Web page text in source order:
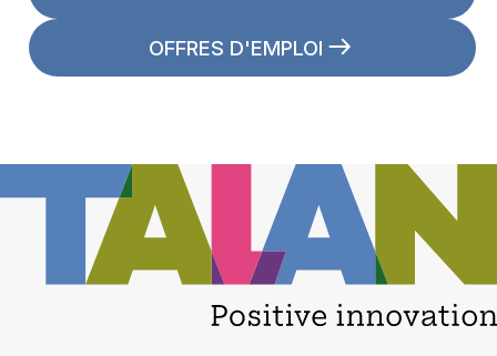
OFFRES D'EMPLOI